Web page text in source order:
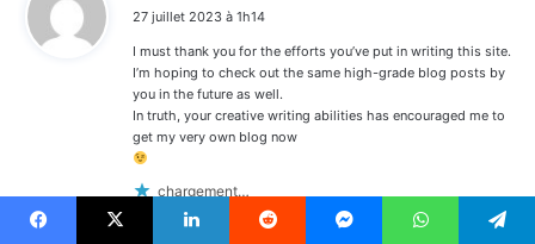
:
27 juillet 2023 à 1h14
I must thank you for the efforts you’ve put in writing this site.
I’m hoping to check out the same high-grade blog posts by
you in the future as well.
In truth, your creative writing abilities has encouraged me to
get my very own blog now
chargement…